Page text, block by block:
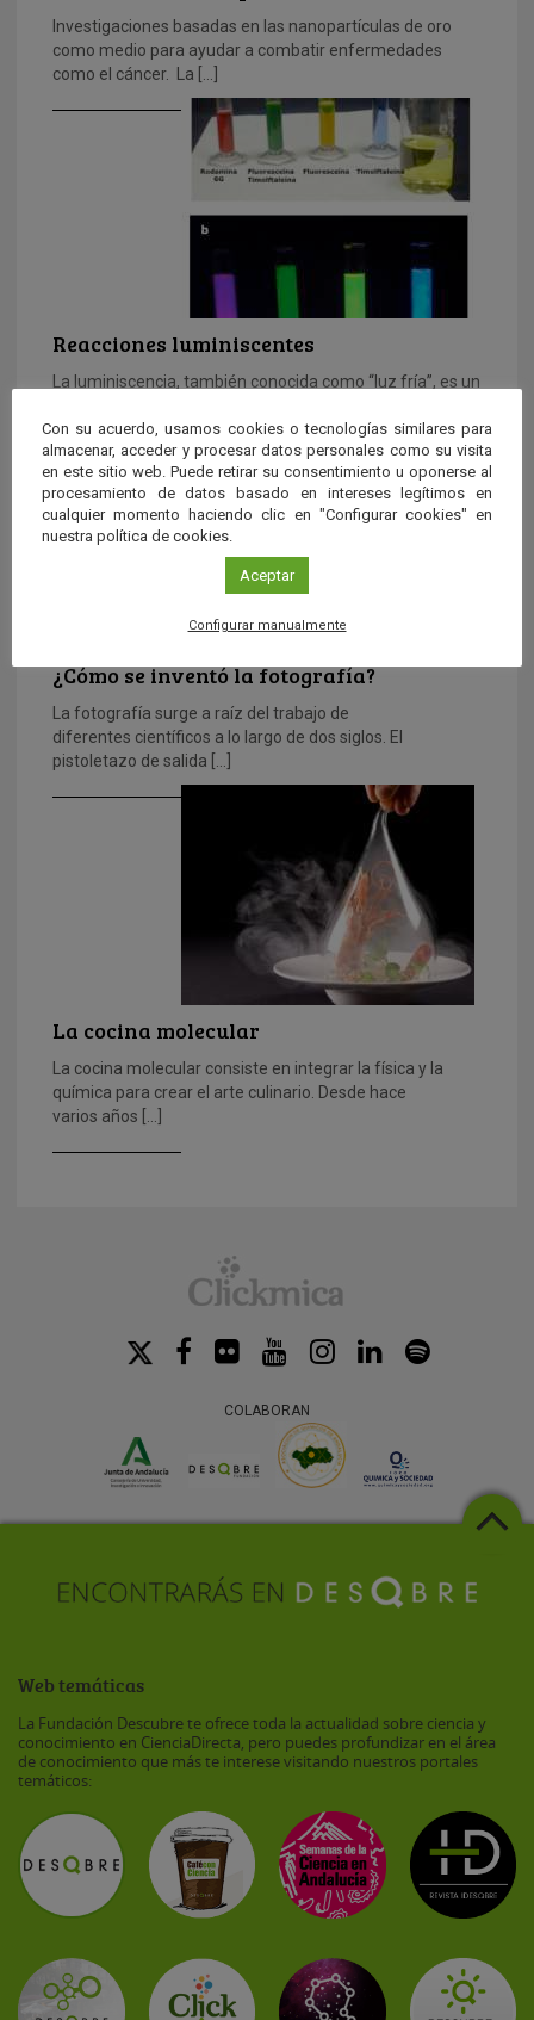
Investigaciones basadas en las nanopartículas de oro
como medio para ayudar a combatir enfermedades
como el cáncer. La […]
Reacciones luminiscentes
La luminiscencia, también conocida como “luz fría”, es un
¿Cómo se inventó la fotografía?
La fotografía surge a raíz del trabajo de
diferentes científicos a lo largo de dos siglos. El
pistoletazo de salida […]
La cocina molecular
La cocina molecular consiste en integrar la física y la
química para crear el arte culinario. Desde hace
varios años […]
COLABORAN
Web temáticas
La Fundación Descubre te ofrece toda la actualidad sobre ciencia y
conocimiento en CienciaDirecta, pero puedes profundizar en el área
de conocimiento que más te interese visitando nuestros portales
temáticos:
Con su acuerdo, usamos cookies o tecnologías similares para
almacenar, acceder y procesar datos personales como su visita
en este sitio web. Puede retirar su consentimiento u oponerse al
procesamiento de datos basado en intereses legítimos en
cualquier momento haciendo clic en "Configurar cookies" en
nuestra política de cookies.
Aceptar
Configurar manualmente